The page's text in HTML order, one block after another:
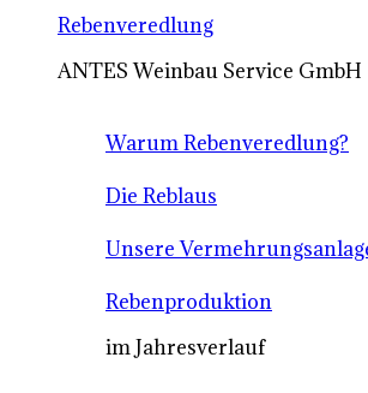
Rebenveredlung
ANTES Weinbau Service GmbH
Warum Rebenveredlung?
Die Reblaus
Unsere
Rebenproduktion
im Jahresverlauf